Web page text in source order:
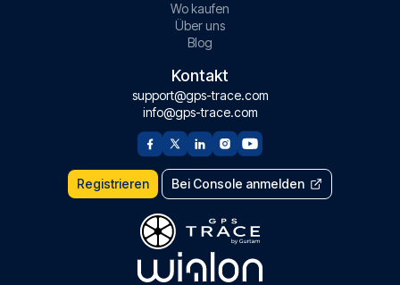
Wo kaufen
Über uns
Blog
Kontakt
support@gps-trace.com
info@gps-trace.com
Registrieren Bei Console anmelden